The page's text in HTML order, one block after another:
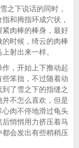
之下说话的同时，
和拇指环成穴状，
肉棒的棒身，最好
时候，绮云的肉棒
射出来一样。
，开始上下撸动起
笨拙，不过随着动
了雪之下的指缝之
不怎么喜欢，但是
肉不停地滑过龟头
悄悄用力挤压着马
会发出有些稍稍压